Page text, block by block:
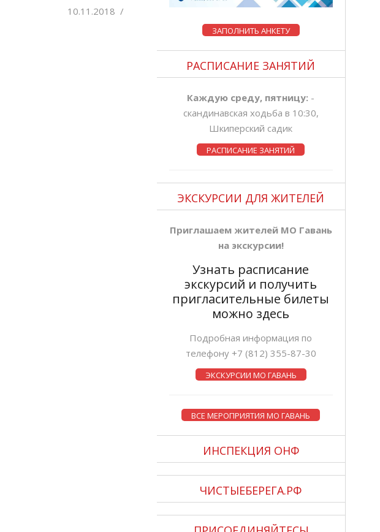
10.11.2018 /
ЗАПОЛНИТЬ АНКЕТУ
РАСПИСАНИЕ ЗАНЯТИЙ
Каждую среду, пятницу: -
скандинавская ходьба в 10:30,
Шкиперский садик
РАСПИСАНИЕ ЗАНЯТИЙ
ЭКСКУРСИИ ДЛЯ ЖИТЕЛЕЙ
Приглашаем жителей МО Гавань
на экскурсии!
Узнать расписание
экскурсий и получить
пригласительные билеты
можно здесь
Подробная информация по
телефону +7 (812) 355-87-30
ЭКСКУРСИИ МО ГАВАНЬ
ВСЕ МЕРОПРИЯТИЯ МО ГАВАНЬ
ИНСПЕКЦИЯ ОНФ
ЧИСТЫЕБЕРЕГА.РФ